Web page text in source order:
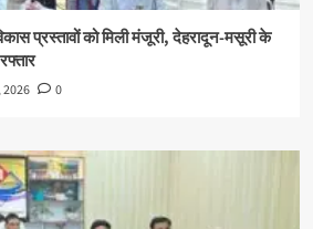
प्रस्तावों को मिली मंजूरी, देहरादून-मसूरी के
0